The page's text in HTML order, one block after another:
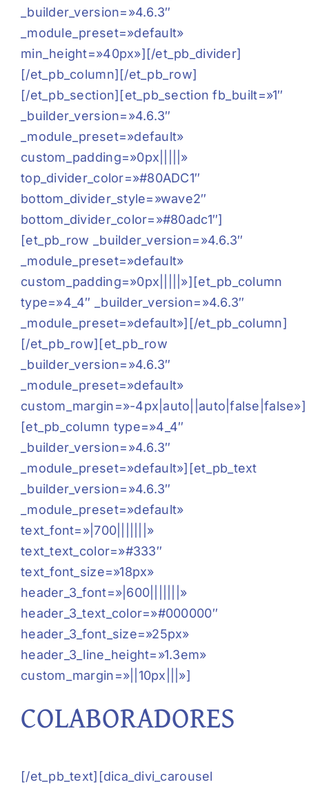
_builder_version=»4.6.3″
_module_preset=»default»
min_height=»40px»][/et_pb_divider]
[/et_pb_column][/et_pb_row]
[/et_pb_section][et_pb_section fb_built=»1″
_builder_version=»4.6.3″
_module_preset=»default»
custom_padding=»0px|||||»
top_divider_color=»#80ADC1″
bottom_divider_style=»wave2″
bottom_divider_color=»#80adc1″]
[et_pb_row _builder_version=»4.6.3″
_module_preset=»default»
custom_padding=»0px|||||»][et_pb_column
type=»4_4″ _builder_version=»4.6.3″
_module_preset=»default»][/et_pb_column]
[/et_pb_row][et_pb_row
_builder_version=»4.6.3″
_module_preset=»default»
custom_margin=»-4px|auto||auto|false|false»]
[et_pb_column type=»4_4″
_builder_version=»4.6.3″
_module_preset=»default»][et_pb_text
_builder_version=»4.6.3″
_module_preset=»default»
text_font=»|700|||||||»
text_text_color=»#333″
text_font_size=»18px»
header_3_font=»|600|||||||»
header_3_text_color=»#000000″
header_3_font_size=»25px»
header_3_line_height=»1.3em»
custom_margin=»||10px|||»]
COLABORADORES
[/et_pb_text][dica_divi_carousel